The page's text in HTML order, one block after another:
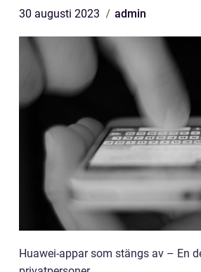
30 augusti 2023 admin
Huawei-appar som stängs av – En